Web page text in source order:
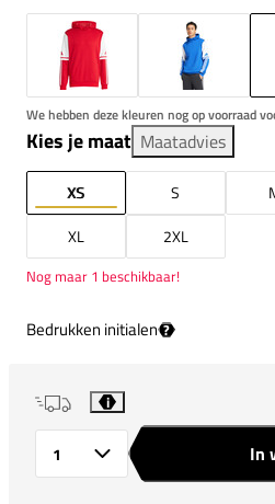
We hebben deze kleuren nog op voorraad
Kies je maat Maatadvies
XS S
XL
2XL
Nog maar 1 beschikbaar!
Bedrukken initialen ?
i
In